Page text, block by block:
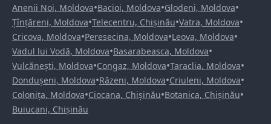
Anenii Noi, Moldova•Bacioi, Moldova•Glodeni, Moldova•
Țînțăreni, Moldova•Telecentru, Chișinău•Vatra, Moldova•
Cricova, Moldova•Peresecina, Moldova•Leova, Moldova•
Vadul lui Vodă, Moldova•Basarabeasca, Moldova•
Vulcănești, Moldova•Congaz, Moldova•Taraclia, Moldova•
Dondușeni, Moldova•Răzeni, Moldova•Criuleni, Moldova•
Colonița, Moldova•Ciocana, Chișinău•Botanica, Chișinău•
Buiucani, Chișinău